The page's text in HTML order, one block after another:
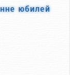
юбилей